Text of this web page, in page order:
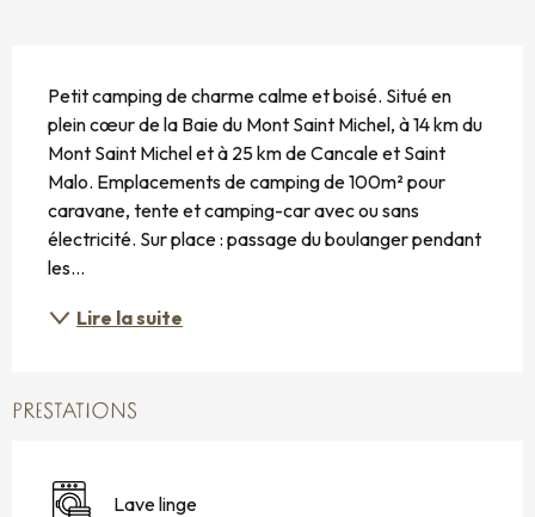
Petit camping de charme calme et boisé. Situé en
plein cœur de la Baie du Mont Saint Michel, à 14 km du
Mont Saint Michel et à 25 km de Cancale et Saint
Malo. Emplacements de camping de 100m² pour
caravane, tente et camping-car avec ou sans
électricité. Sur place : passage du boulanger pendant
les...
Lire la suite
PRESTATIONS
Lave linge